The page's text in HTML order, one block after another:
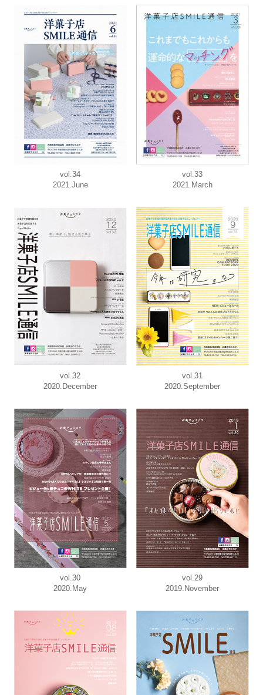
vol.34
2021.June
vol.33
2021.March
vol.32
2020.December
vol.31
2020.September
vol.30
2020.May
vol.29
2019.November